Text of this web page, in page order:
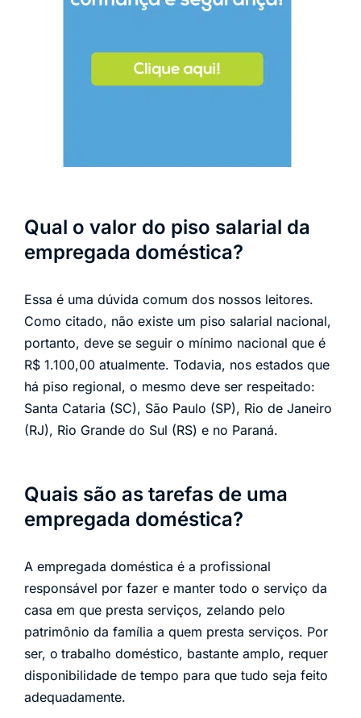
Qual o valor do piso salarial da
empregada doméstica?
Essa é uma dúvida comum dos nossos leitores.
Como citado, não existe um piso salarial nacional,
portanto, deve se seguir o mínimo nacional que é
R$ 1.100,00 atualmente. Todavia, nos estados que
há piso regional, o mesmo deve ser respeitado:
Santa Cataria (SC), São Paulo (SP), Rio de Janeiro
(RJ), Rio Grande do Sul (RS) e no Paraná.
Quais são as tarefas de uma
empregada doméstica?
A empregada doméstica é a profissional
responsável por fazer e manter todo o serviço da
casa em que presta serviços, zelando pelo
patrimônio da família a quem presta serviços. Por
ser, o trabalho doméstico, bastante amplo, requer
disponibilidade de tempo para que tudo seja feito
adequadamente.